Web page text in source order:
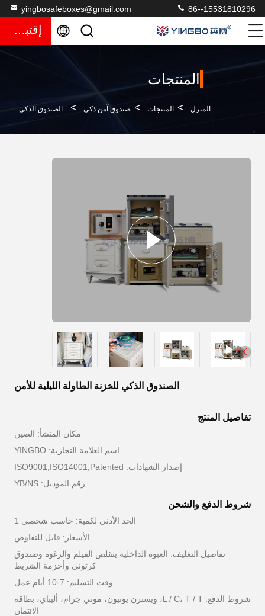
yingbosafeboxes@gmail.com 86--15531810296
إقتباس
المنتجات
المنزل > المنتجات > صندوق آمن ذكي > الصندوق الذكي للخزنة الطاولة الليلية للأمن
الصندوق الذكي للخزنة الطاولة الليلية للأمن
تفاصيل المنتج
مكان المنشأ: الصين
اسم العلامة التجارية: YINGBO
إصدار الشهادات: ISO9001,ISO14001,Patented
رقم الموديل: YB/NS
شروط الدفع والشحن
الحد الأدنى لكمية: حاسب شخصي 1
الأسعار: قابل للتفاوض
تفاصيل التغليف: العبوة الداخلية يتقلص الفيلم والرغوة وصندوق
كرتوني وأحزمة الشريط
وقت التسليم: 7-10 أيام عمل
شروط الدفع: L / C، T / T، ويسترن يونيون، موني جرام، أليباي، بطاقة
الائتمان